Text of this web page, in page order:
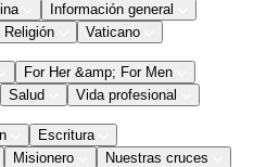
Información general
Religión Vaticano
For Her &amp; For Men
Salud Vida profesional
Escritura
Misionero
Nuestras cruces